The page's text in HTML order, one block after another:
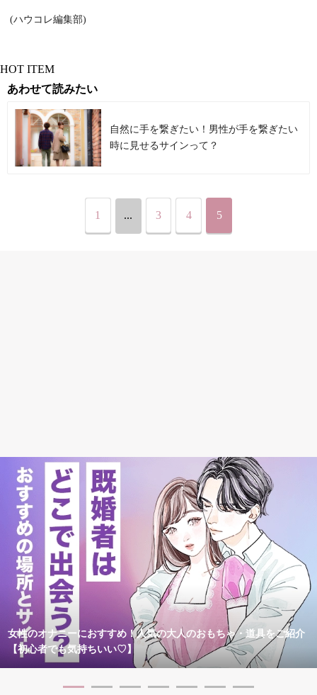
(ハウコレ編集部)
HOT ITEM
あわせて読みたい
自然に手を繋ぎたい！男性が手を繋ぎたい
時に見せるサインって？
1 ... 3 4 5
女性のオナニーにおすすめ！人気の大人のおもちゃ・道具をご紹介
【初心者でも気持ちいい♡】